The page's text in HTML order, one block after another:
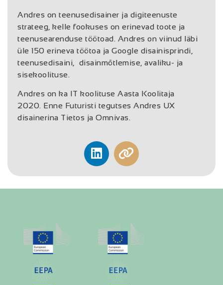
Andres on teenusedisainer ja digiteenuste
strateeg, kelle fookuses on erinevad toote ja
teenusearenduse töötoad. Andres on viinud läbi
üle 150 erineva töötoa ja Google disainisprindi,
teenusedisaini, disainmõtlemise, avaliku- ja
sisekoolituse.
Andres on ka IT koolituse Aasta Koolitaja
2020. Enne Futuristi tegutses Andres UX
disainerina Tietos ja Omnivas.